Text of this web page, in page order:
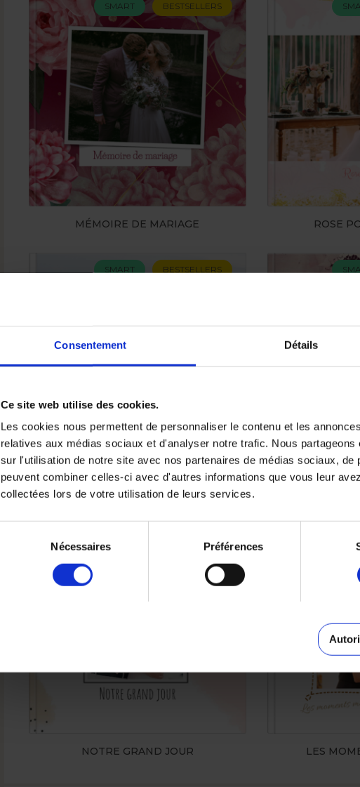
Consentement Détails
Ce site web utilise des cookies.
Les cookies nous permettent de personnaliser le contenu et les
relatives aux médias sociaux et d'analyser notre trafic. Nous partageons
sur l'utilisation de notre site avec nos partenaires de médias sociaux, de
peuvent combiner celles-ci avec d'autres informations que vous leur
collectées lors de votre utilisation de leurs services.
consentement
Nécessaires Préférences
MÉMOIRE DE MARIAGE
SMART BESTSELLERS
ROSE
TOI ET MOI
SMART BESTSELLERS
NOTRE GRAND JOUR LES